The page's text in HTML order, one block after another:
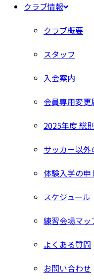
クラブ情報
クラブ概要
スタッフ
入会案内
会員専用変更
2025年度 総
サッカー以外
体験入学の申
スケジュール
練習会場マッ
よくある質問
お問い合わせ